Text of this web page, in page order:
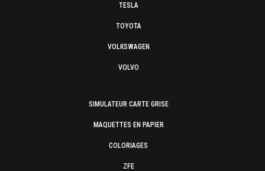
TESLA
TOYOTA
VOLKSWAGEN
VOLVO
SIMULATEUR CARTE GRISE
MAQUETTES EN PAPIER
COLORIAGES
ZFE